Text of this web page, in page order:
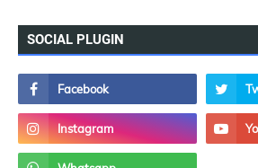
SOCIAL PLUGIN